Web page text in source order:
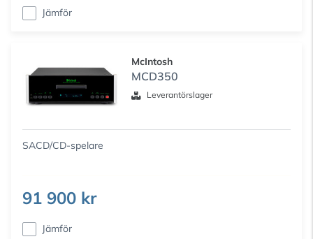
Jämför
McIntosh
MCD350
Leverantörslager
SACD/CD-spelare
91 900 kr
Jämför